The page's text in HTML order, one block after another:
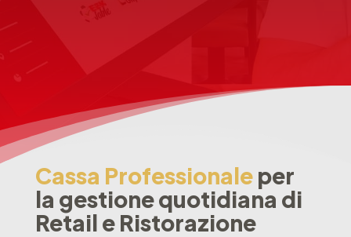
Cassa Professionale per
la gestione quotidiana di
Retail e Ristorazione